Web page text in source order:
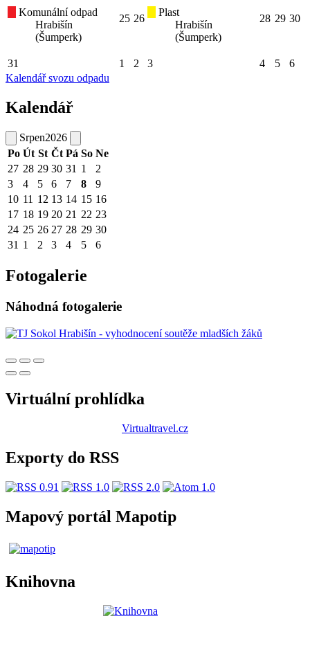
Komunální odpad
Hrabišín
(Šumperk)
25 26
Plast
Hrabišín
(Šumperk)
28 29 30
31 1 2 3 4 5
6
Kalendář svozu odpadu
Kalendář
Srpen2026
Po Út St Čt Pá So Ne
27 28 29 30 31 1
2
3
4 5 6 7 8
9
10 11 12 13 14 15 16
17 18 19 20 21 22 23
24 25 26 27 28 29 30
31 1 2 3 4 5 6
Fotogalerie
Náhodná fotogalerie
Virtuální prohlídka
Virtualtravel.cz
Exporty do RSS
Mapový portál Mapotip
Knihovna